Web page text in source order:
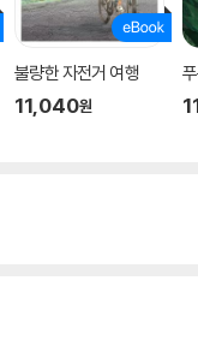
불량한 자전거 여행
11,040원